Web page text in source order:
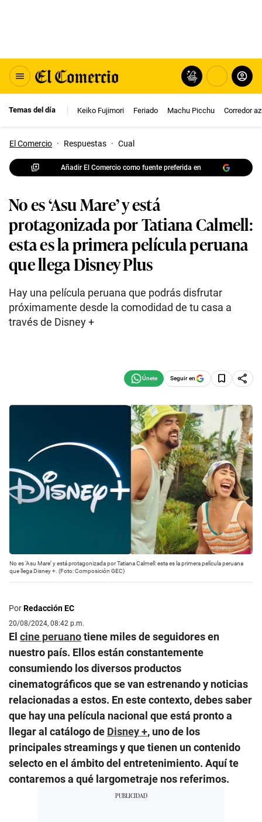
Temas del día Keiko Fujimori Feriado Machu Picchu Corredor
El Comercio · Respuestas · Cual
Añadir El Comercio como fuente preferida en
No es ‘Asu Mare’ y está
protagonizada por Tatiana Calmell:
esta es la primera película peruana
que llega Disney Plus
Hay una película peruana que podrás disfrutar
próximamente desde la comodidad de tu casa a
través de Disney +
Seguir en
No es ‘Asu Mare’ y está protagonizada por Tatiana Calmell: esta es la primera película peruana
que llega Disney +. (Foto: Composición GEC)
PorRedacción EC
20/08/2024, 08:42 p.m.
El cine peruanotiene miles de seguidores en
nuestro país. Ellos están constantemente
consumiendo los diversos productos
cinematográficos que se van estrenando y noticias
relacionadas a estos. En este contexto, debes saber
que hay una película nacional que está pronto a
llegar al catálogo de Disney +, uno de los
principales streamings y que tienen un contenido
selecto en el ámbito del entretenimiento. Aquí te
contaremos a qué largometraje nos referimos.